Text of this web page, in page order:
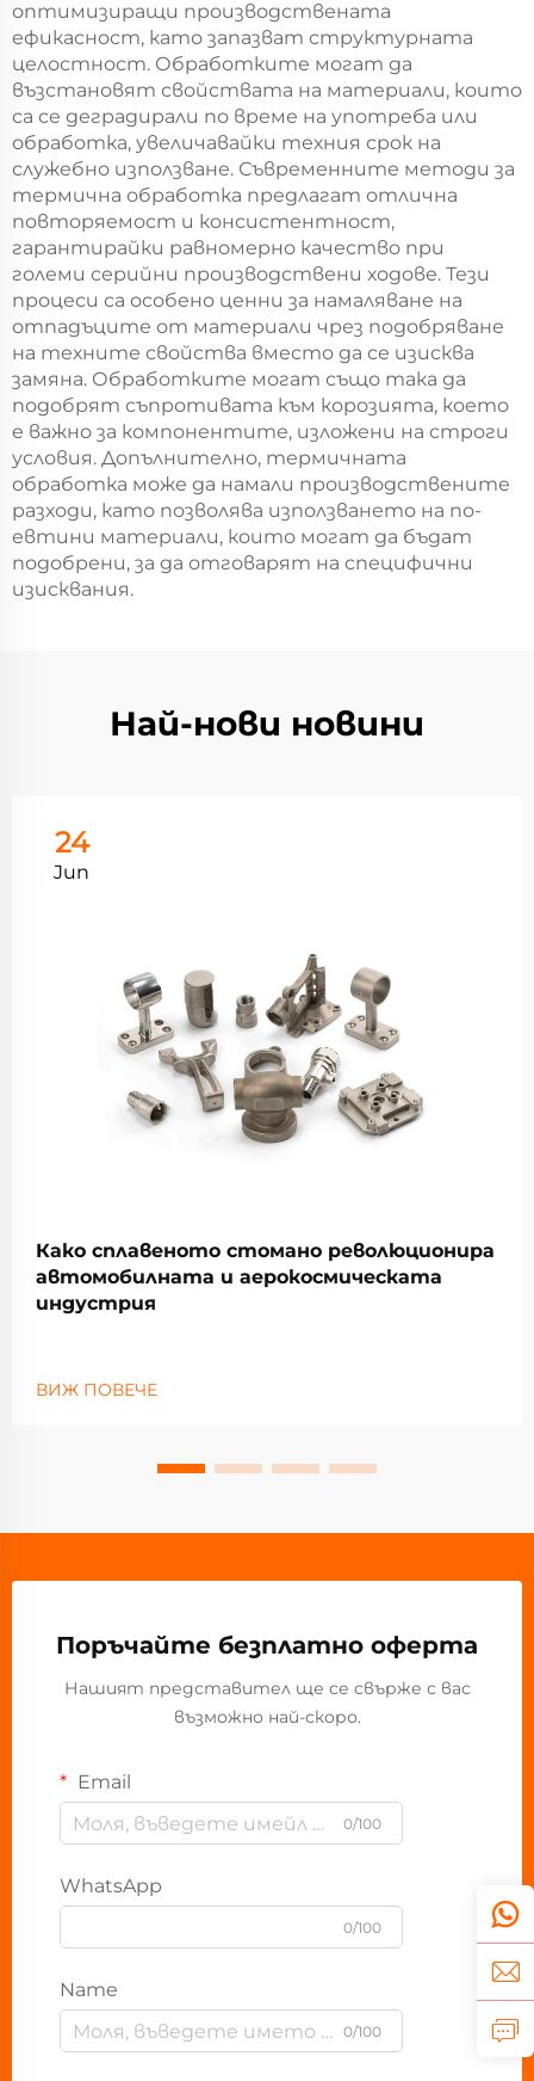
оптимизиращи производствената
ефикасност, като запазват структурната
целостност. Обработките могат да
възстановят свойствата на материали, които
са се деградирали по време на употреба или
обработка, увеличавайки техния срок на
служебно използване. Съвременните методи за
термична обработка предлагат отлична
повторяемост и консистентност,
гарантирайки равномерно качество при
големи серийни производствени ходове. Тези
процеси са особено ценни за намаляване на
отпадъците от материали чрез подобряване
на техните свойства вместо да се изисква
замяна. Обработките могат също така да
подобрят съпротивата към корозията, което
е важно за компонентите, изложени на строги
условия. Допълнително, термичната
обработка може да намали производствените
разходи, като позволява използването на по-
евтини материали, които могат да бъдат
подобрени, за да отговарят на специфични
изисквания.
Най-нови новини
24
Jun
Како сплавеното стомано революционира
автомобилната и аерокосмическата
индустрия
ВИЖ ПОВЕЧЕ
Поръчайте безплатно оферта
Нашият представител ще се свърже с вас
възможно най-скоро.
Email
0/100
WhatsApp
0/100
Name
0/100